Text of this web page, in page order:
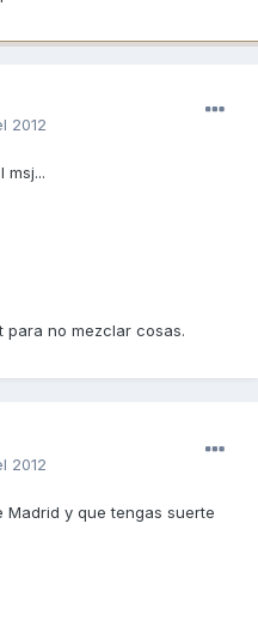
2012
msj...
para no mezclar cosas.
2012
y que tengas suerte